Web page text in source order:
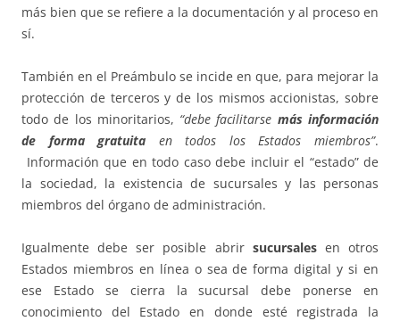
más bien que se refiere a la documentación y al proceso en
sí.
También en el Preámbulo se incide en que, para mejorar la
protección de terceros y de los mismos accionistas, sobre
todo de los minoritarios, “debe facilitarse más información
de forma gratuita en todos los Estados miembros”.
Información que en todo caso debe incluir el “estado” de
la sociedad, la existencia de sucursales y las personas
miembros del órgano de administración.
Igualmente debe ser posible abrir sucursalesen otros
Estados miembros en línea o sea de forma digital y si en
ese Estado se cierra la sucursal debe ponerse en
conocimiento del Estado en donde esté registrada la